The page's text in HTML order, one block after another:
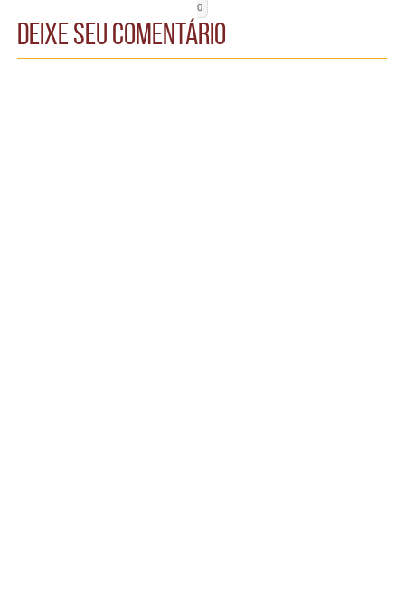
0
Deixe seu comentário